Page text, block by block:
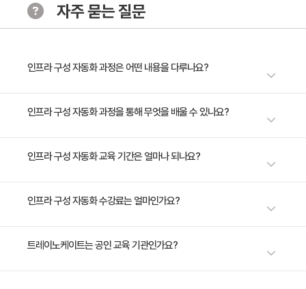
· 학습 목표
Terraform을 사용한 인프라 코드화의 기본 구조와 변수
· 주요 내용
2. Terraform 언어 및 변수 설정
· 학습 목표
동화 방법 학습
1. AWS 인프라 자동화
자주 묻는 질문
인프라 구성 자동화 과정은 어떤 내용을 다루나요?
클라우드 인프라 구성의 모든 것을 자동화하고, 반복 가능한 배포 환경을 만
드는 기술을 단계별로 배웁니다. Terraform의 간편함으로 클라우드 환경
과 AWS 강의를 통해 클라우드 인프라 구성의 새로운 지평을 열어보세요. 인
인프라 구성 자동화 과정을 통해 무엇을 배울 수 있나요?
클라우드 플랫폼(AWS)에 자동화 및 반복 사용할 수 있는 네트워크 및 시스
니다.
인프라 구성 자동화 교육 기간은 얼마나 되나요?
3일 과정입니다. 상세 일정은 교육 페이지에서 확인하실 수 있습니다.
인프라 구성 자동화 수강료는 얼마인가요?
수강료는 1,200,000원(VAT 별도)입니다. 고용보험 환급 및 기업 할인 혜택
트레이노케이트는 공인 교육 기관인가요?